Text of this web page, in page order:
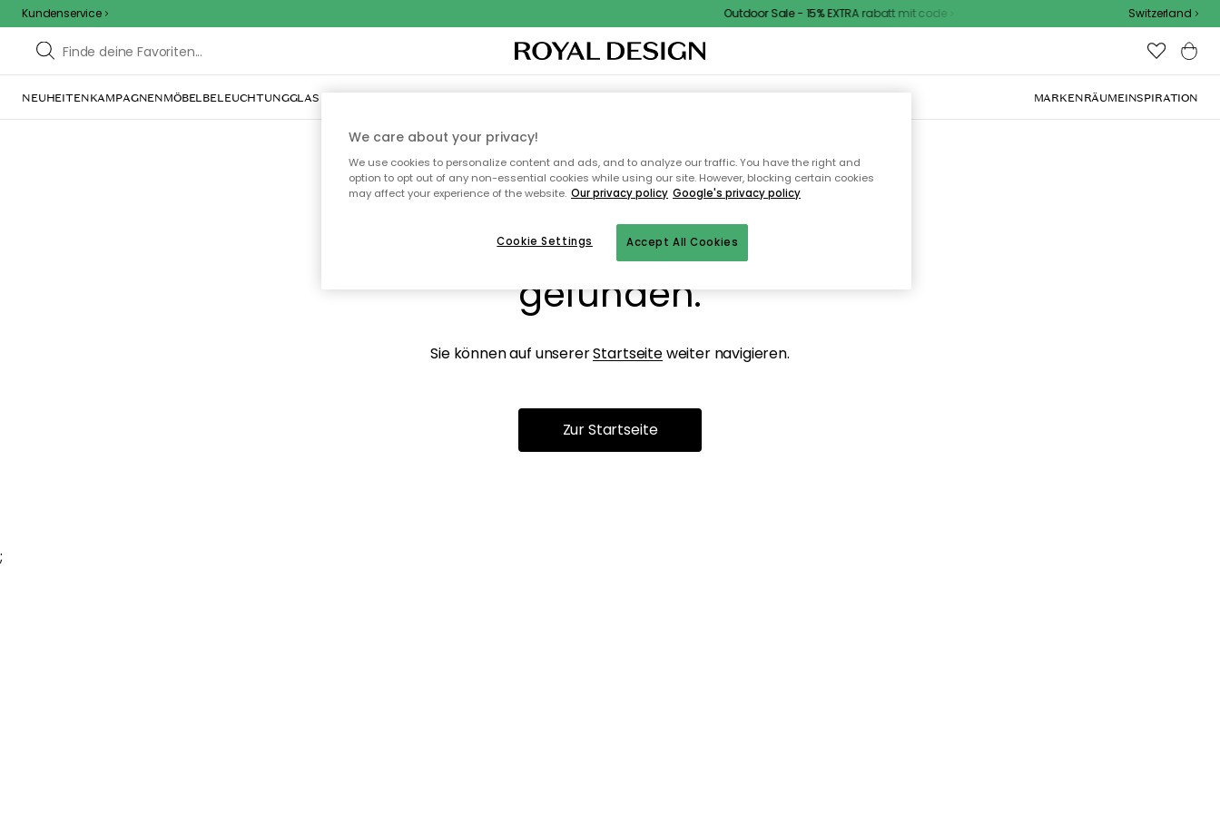
Kundenservice Outdoor Sale - 15% EXTRA rabatt mit code Switzerland
NEUHEITENKAMPAGNENMÖBELBELEUCHTUNGGLAS & GESCHIRRINNENEINRICHTUNGTEXTILIEN & TEPPICHEKÜCHEAUFBEWAHRUNGOUTDOOR-MÖBEL MARKENRÄUMEINSPIRATION
Ooops, die Seite wurde nicht
gefunden.
Sie können auf unsererStartseiteweiter navigieren.
Zur Startseite
;
We care about your privacy!
We use cookies to personalize content and ads, and to analyze our traffic. You have the right and
option to opt out of any non-essential cookies while using our site. However, blocking certain cookies
may affect your experience of the website. Our privacy policy Google's privacy policy
Accept All Cookies
Cookie Settings